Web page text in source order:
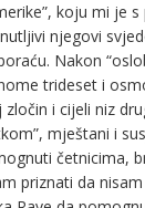
koju mi je
njegovi
Nakon
trideset i
i cijeli niz
mještani i
četnicima,
priznati da